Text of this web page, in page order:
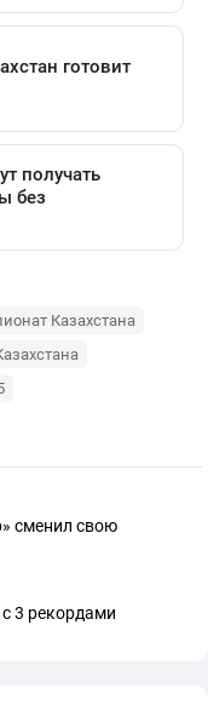
Казахстана
сменил свою
3 рекордами